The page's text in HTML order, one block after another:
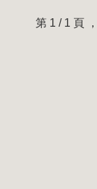
第 1 / 1